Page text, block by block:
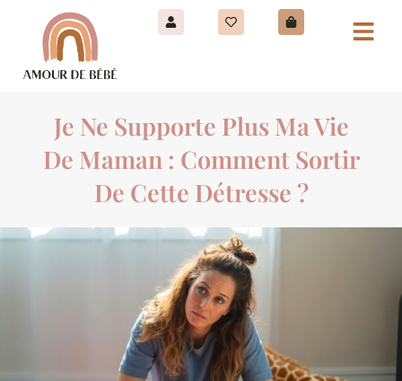
Je Ne Supporte Plus Ma Vie
De Maman : Comment Sortir
De Cette Détresse ?